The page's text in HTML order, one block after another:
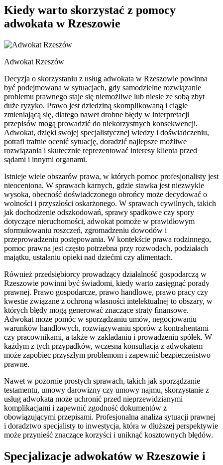
Kiedy warto skorzystać z pomocy
adwokata w Rzeszowie
Adwokat Rzeszów
Decyzja o skorzystaniu z usług adwokata w Rzeszowie powinna
być podejmowana w sytuacjach, gdy samodzielne rozwiązanie
problemu prawnego staje się niemożliwe lub niesie ze sobą zbyt
duże ryzyko. Prawo jest dziedziną skomplikowaną i ciągle
zmieniającą się, dlatego nawet drobne błędy w interpretacji
przepisów mogą prowadzić do niekorzystnych konsekwencji.
Adwokat, dzięki swojej specjalistycznej wiedzy i doświadczeniu,
potrafi trafnie ocenić sytuację, doradzić najlepsze możliwe
rozwiązania i skutecznie reprezentować interesy klienta przed
sądami i innymi organami.
Istnieje wiele obszarów prawa, w których pomoc profesjonalisty jest
nieoceniona. W sprawach karnych, gdzie stawka jest niezwykle
wysoka, obecność doświadczonego obrońcy może decydować o
wolności i przyszłości oskarżonego. W sprawach cywilnych, takich
jak dochodzenie odszkodowań, sprawy spadkowe czy spory
dotyczące nieruchomości, adwokat pomoże w prawidłowym
sformułowaniu roszczeń, zgromadzeniu dowodów i
przeprowadzeniu postępowania. W kontekście prawa rodzinnego,
pomoc prawna jest często potrzebna przy rozwodach, podziałach
majątku, ustalaniu opieki nad dziećmi czy alimentach.
Również przedsiębiorcy prowadzący działalność gospodarczą w
Rzeszowie powinni być świadomi, kiedy warto zasięgnąć porady
prawnej. Prawo gospodarcze, prawo handlowe, prawo pracy czy
kwestie związane z ochroną własności intelektualnej to obszary, w
których błędy mogą generować znaczące straty finansowe.
Adwokat może pomóc w sporządzaniu umów, negocjowaniu
warunków handlowych, rozwiązywaniu sporów z kontrahentami
czy pracownikami, a także w zakładaniu i prowadzeniu spółek. W
każdym z tych przypadków, wczesna konsultacja z adwokatem
może zapobiec przyszłym problemom i zapewnić bezpieczeństwo
prawne.
Nawet w pozornie prostych sprawach, takich jak sporządzanie
testamentu, umowy darowizny czy umowy najmu, skorzystanie z
usług adwokata może uchronić przed nieprzewidzianymi
komplikacjami i zapewnić zgodność dokumentów z
obowiązującymi przepisami. Profesjonalna analiza sytuacji prawnej
i doradztwo specjalisty to inwestycja, która w dłuższej perspektywie
może przynieść znaczące korzyści i uniknąć kosztownych błędów.
Specjalizacje adwokatów w Rzeszowie i